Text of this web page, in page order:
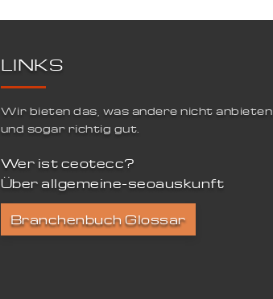
LINKS
Wir bieten das, was andere nicht anbieten
und sogar richtig gut.
Wer ist ceotecc?
Über allgemeine-seoauskunft
Branchenbuch Glossar